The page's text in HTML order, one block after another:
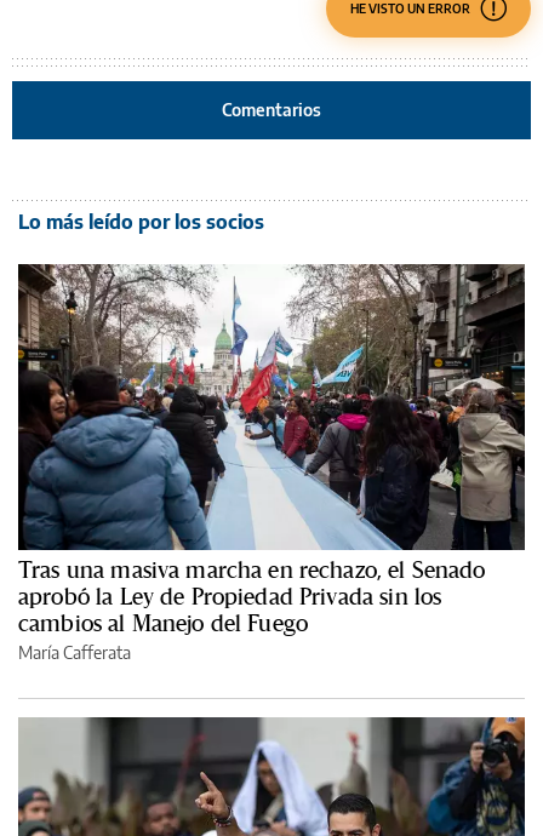
HE VISTO UN ERROR
Comentarios
Lo más leído por los socios
Tras una masiva marcha en rechazo, el Senado
aprobó la Ley de Propiedad Privada sin los
cambios al Manejo del Fuego
María Cafferata